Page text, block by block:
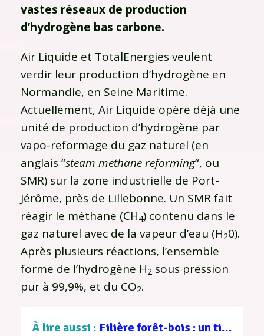
vastes réseaux de production
d’hydrogène bas carbone.
Air Liquide et TotalEnergies veulent
verdir leur production d’hydrogène en
Normandie, en Seine Maritime.
Actuellement, Air Liquide opère déjà une
unité de production d’hydrogène par
vapo-reformage du gaz naturel (en
anglais “steam methane reforming“, ou
SMR) sur la zone industrielle de Port-
Jérôme, près de Lillebonne. Un SMR fait
réagir le méthane (CH4) contenu dans le
gaz naturel avec de la vapeur d’eau (H20).
Après plusieurs réactions, l’ensemble
forme de l’hydrogène H2 sous pression
pur à 99,9%, et du CO2.
À lire aussi : Filière forêt-bois : un tissu d’entreprises au service d’une gestion durable